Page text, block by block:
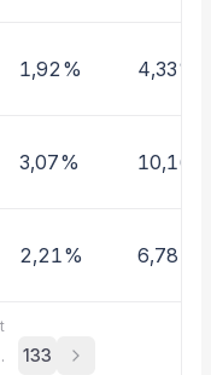
1,92% 4,33%
3,07% 10,16%
2,21% 6,78%
133